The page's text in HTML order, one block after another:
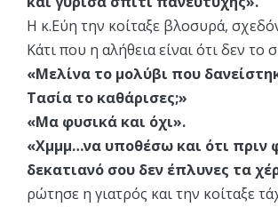
Η κ.Εύη την κοίταξε βλοσυρά,
Κάτι που η αλήθεια είναι ότι δεν το
«Μελίνα το μολύβι που
Τασία το καθάρισες;»
«Μα φυσικά και όχι».
«Χμμμ…να υποθέσω και ότι πριν
δεκατιανό σου δεν έπλυνες τα
ρώτησε η γιατρός και την κοίταξε